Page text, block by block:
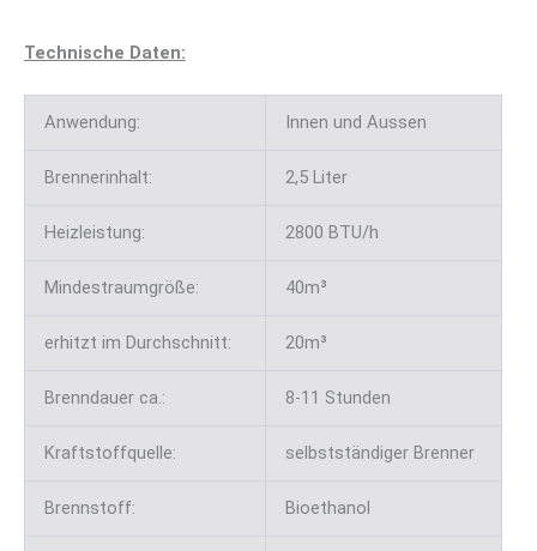
Technische Daten:
Anwendung: Innen und Aussen
Brennerinhalt: 2,5 Liter
Heizleistung: 2800 BTU/h
Mindestraumgröße: 40m³
erhitzt im Durchschnitt: 20m³
Brenndauer ca.: 8-11 Stunden
Kraftstoffquelle: selbstständiger Brenner
Brennstoff: Bioethanol